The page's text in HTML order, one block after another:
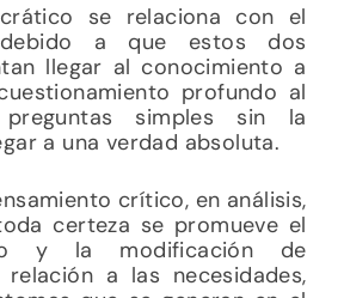
se relaciona con el
debido a que estos dos
llegar al conocimiento a
profundo al
simples sin la
a una verdad absoluta.
crítico, en análisis,
certeza se promueve el
y la modificación de
a las necesidades,